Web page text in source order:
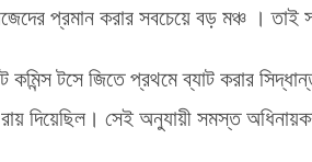
প্রমান করার সবচেয়ে বড় মঞ্চ ।
টসে জিতে প্রথমে ব্যাট করার
দিয়েছিল। সেই অনুযায়ী সমস্ত